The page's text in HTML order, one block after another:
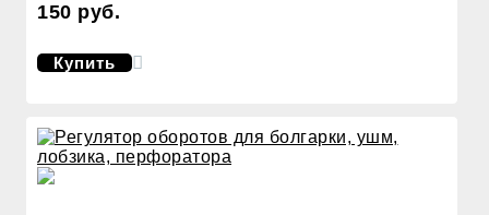
150 руб.
Купить